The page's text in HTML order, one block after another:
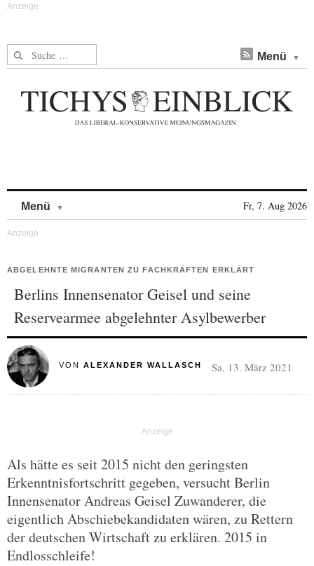
Suche nach: Menü
Menü Fr, 7. Aug 2026
ABGELEHNTE MIGRANTEN ZU FACHKRÄFTEN ERKLÄRT
Berlins Innensenator Geisel und seine
Reservearmee abgelehnter Asylbewerber
VON ALEXANDER WALLASCH Sa, 13. März 2021
Als hätte es seit 2015 nicht den geringsten
Erkenntnisfortschritt gegeben, versucht Berlin
Innensenator Andreas Geisel Zuwanderer, die
eigentlich Abschiebekandidaten wären, zu Rettern
der deutschen Wirtschaft zu erklären. 2015 in
Endlosschleife!